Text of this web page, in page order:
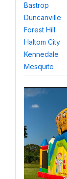
Bastrop
Duncanville
Forest Hill
Haltom City
Kennedale
Mesquite